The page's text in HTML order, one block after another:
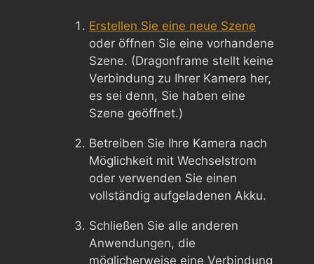
Erstellen Sie eine neue Szene
oder öffnen Sie eine vorhandene
Szene. (Dragonframe stellt keine
Verbindung zu Ihrer Kamera her,
es sei denn, Sie haben eine
Szene geöffnet.)
Betreiben Sie Ihre Kamera nach
Möglichkeit mit Wechselstrom
oder verwenden Sie einen
vollständig aufgeladenen Akku.
Schließen Sie alle anderen
Anwendungen, die
möglicherweise eine Verbindung